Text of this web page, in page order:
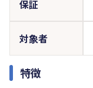
保証
対象者
特徴